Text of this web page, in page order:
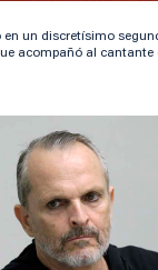
en un discretísimo
acompañó al